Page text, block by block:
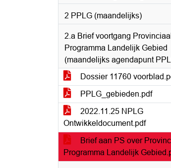
2 PPLG (maandelijks)
2.a Brief voortgang Provinciaal
Programma Landelijk Gebied
(maandelijks agendapunt
Dossier 11760
PPLG_gebieden.pdf
2022.11.25 NPLG
Ontwikkeldocument.pdf
Brief aan PS over
Programma Landelijk